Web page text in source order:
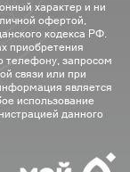
характер и ни
офертой,
кодекса РФ.
приобретения
телефону, запросом
связи или при
является
использование
данного